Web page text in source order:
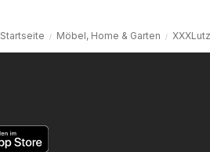
Startseite Möbel, Home & Garten XXXLutz